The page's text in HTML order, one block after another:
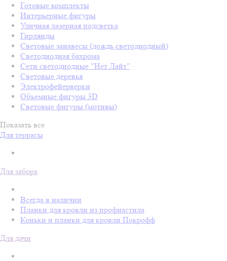
Готовые комплекты
Интерьерные фигуры
Уличная лазерная подсветка
Гирлянды
Световые занавесы (дождь светодиодный)
Светодиодная бахрома
Сети светодиодные "Нет Лайт"
Световые деревья
Электрофейерверки
Объемные фигуры 3D
Световые фигуры (мотивы)
Показать все
Для террасы
Для забора
Всегда в наличии
Планки для кровли из профнастила
Коньки и планки для кровли Покрофф
Для дачи